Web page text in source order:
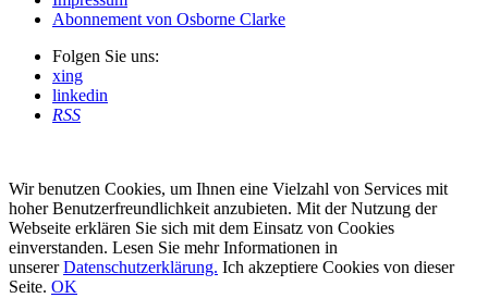
Abonnement von Osborne Clarke
Folgen Sie uns:
xing
linkedin
RSS
Wir benutzen Cookies, um Ihnen eine Vielzahl von Services mit
hoher Benutzerfreundlichkeit anzubieten. Mit der Nutzung der
Webseite erklären Sie sich mit dem Einsatz von Cookies
einverstanden. Lesen Sie mehr Informationen in
unsererDatenschutzerklärung. Ich akzeptiere Cookies von dieser
Seite. OK